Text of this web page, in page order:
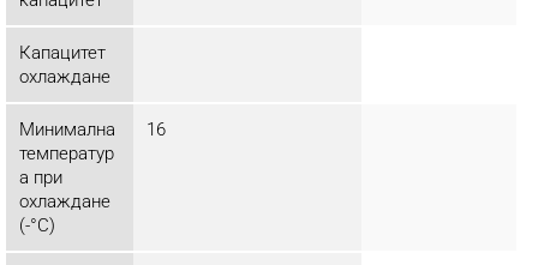
Капацитет
охлаждане
Минимална
температур
а при
охлаждане
(-°C)
16